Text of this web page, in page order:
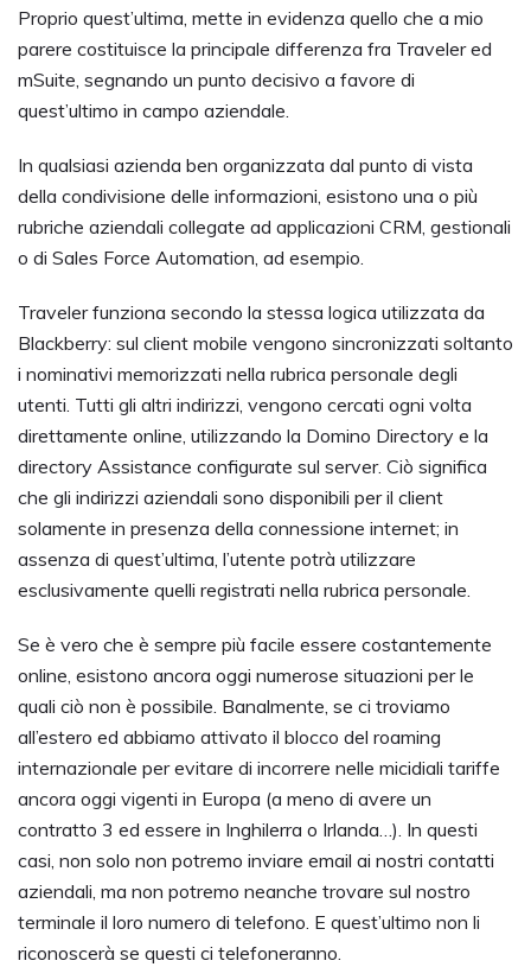
Proprio quest’ultima, mette in evidenza quello che a mio
parere costituisce la principale differenza fra Traveler ed
mSuite, segnando un punto decisivo a favore di
quest’ultimo in campo aziendale.
In qualsiasi azienda ben organizzata dal punto di vista
della condivisione delle informazioni, esistono una o più
rubriche aziendali collegate ad applicazioni CRM, gestionali
o di Sales Force Automation, ad esempio.
Traveler funziona secondo la stessa logica utilizzata da
Blackberry: sul client mobile vengono sincronizzati soltanto
i nominativi memorizzati nella rubrica personale degli
utenti. Tutti gli altri indirizzi, vengono cercati ogni volta
direttamente online, utilizzando la Domino Directory e la
directory Assistance configurate sul server. Ciò significa
che gli indirizzi aziendali sono disponibili per il client
solamente in presenza della connessione internet; in
assenza di quest’ultima, l’utente potrà utilizzare
esclusivamente quelli registrati nella rubrica personale.
Se è vero che è sempre più facile essere costantemente
online, esistono ancora oggi numerose situazioni per le
quali ciò non è possibile. Banalmente, se ci troviamo
all’estero ed abbiamo attivato il blocco del roaming
internazionale per evitare di incorrere nelle micidiali tariffe
ancora oggi vigenti in Europa (a meno di avere un
contratto 3 ed essere in Inghilerra o Irlanda…). In questi
casi, non solo non potremo inviare email ai nostri contatti
aziendali, ma non potremo neanche trovare sul nostro
terminale il loro numero di telefono. E quest’ultimo non li
riconoscerà se questi ci telefoneranno.